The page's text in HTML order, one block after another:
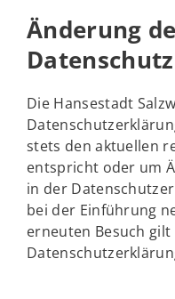
Änderung
Die Hansestadt
stets den aktuellen
entspricht oder um
in der
bei der Einführung
erneuten Besuch